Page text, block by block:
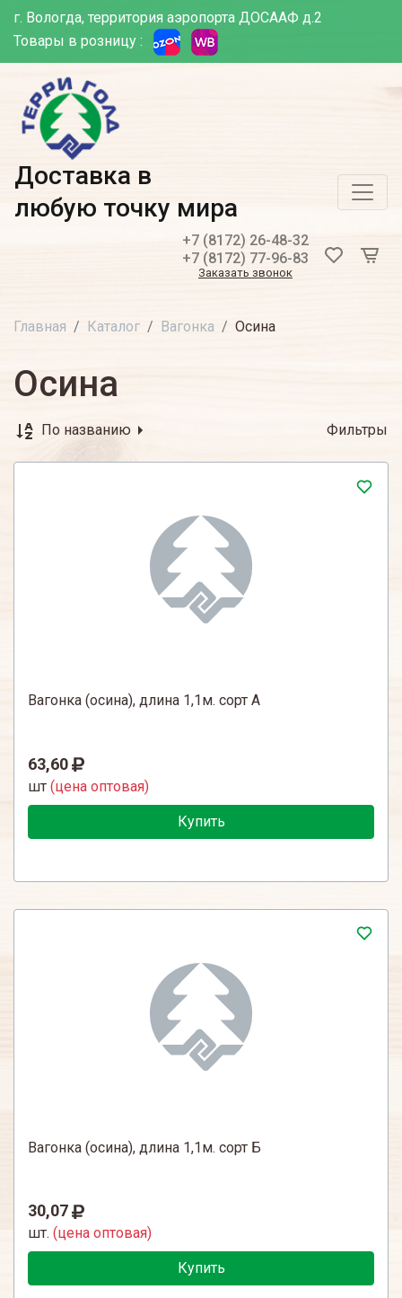
г. Вологда, территория аэропорта ДОСААФ д.2
Товары в розницу :
Доставка в
любую точку мира
+7 (8172) 26-48-32
+7 (8172) 77-96-83
Заказать звонок
Главная Каталог Вагонка Осина
Осина
По названию Фильтры
Вагонка (осина), длина 1,1м. сорт А
63,60
шт (цена оптовая)
Купить
Вагонка (осина), длина 1,1м. сорт Б
30,07
шт. (цена оптовая)
Купить